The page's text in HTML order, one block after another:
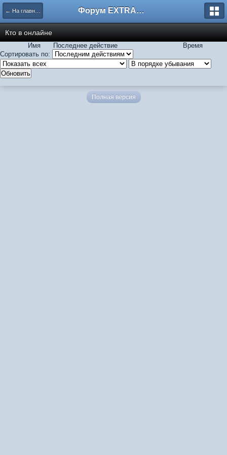
← На главную Форум EXTRACTOR.ru
Кто в онлайне
Имя Последнее действие
Время
Сортировать по:
Полная версия